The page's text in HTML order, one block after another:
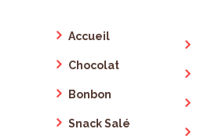
Accueil
Chocolat
Bonbon
Snack Salé